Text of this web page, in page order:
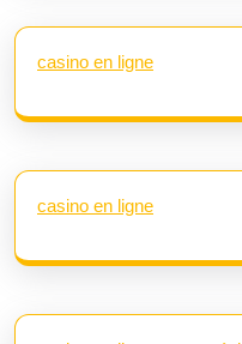
casino en ligne
casino en ligne